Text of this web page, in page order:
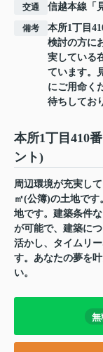
交通 信越本線 「
備考
本所1丁目
検討の方に
実している
ています。
にご用命く
待ちしてお
本所1丁目410
ント)
周辺環境が充実し
㎡(公簿)の土地で
地です。建築条件
が可能で、建築に
活かし、タイムリ
す。あなたの夢を
い。
無